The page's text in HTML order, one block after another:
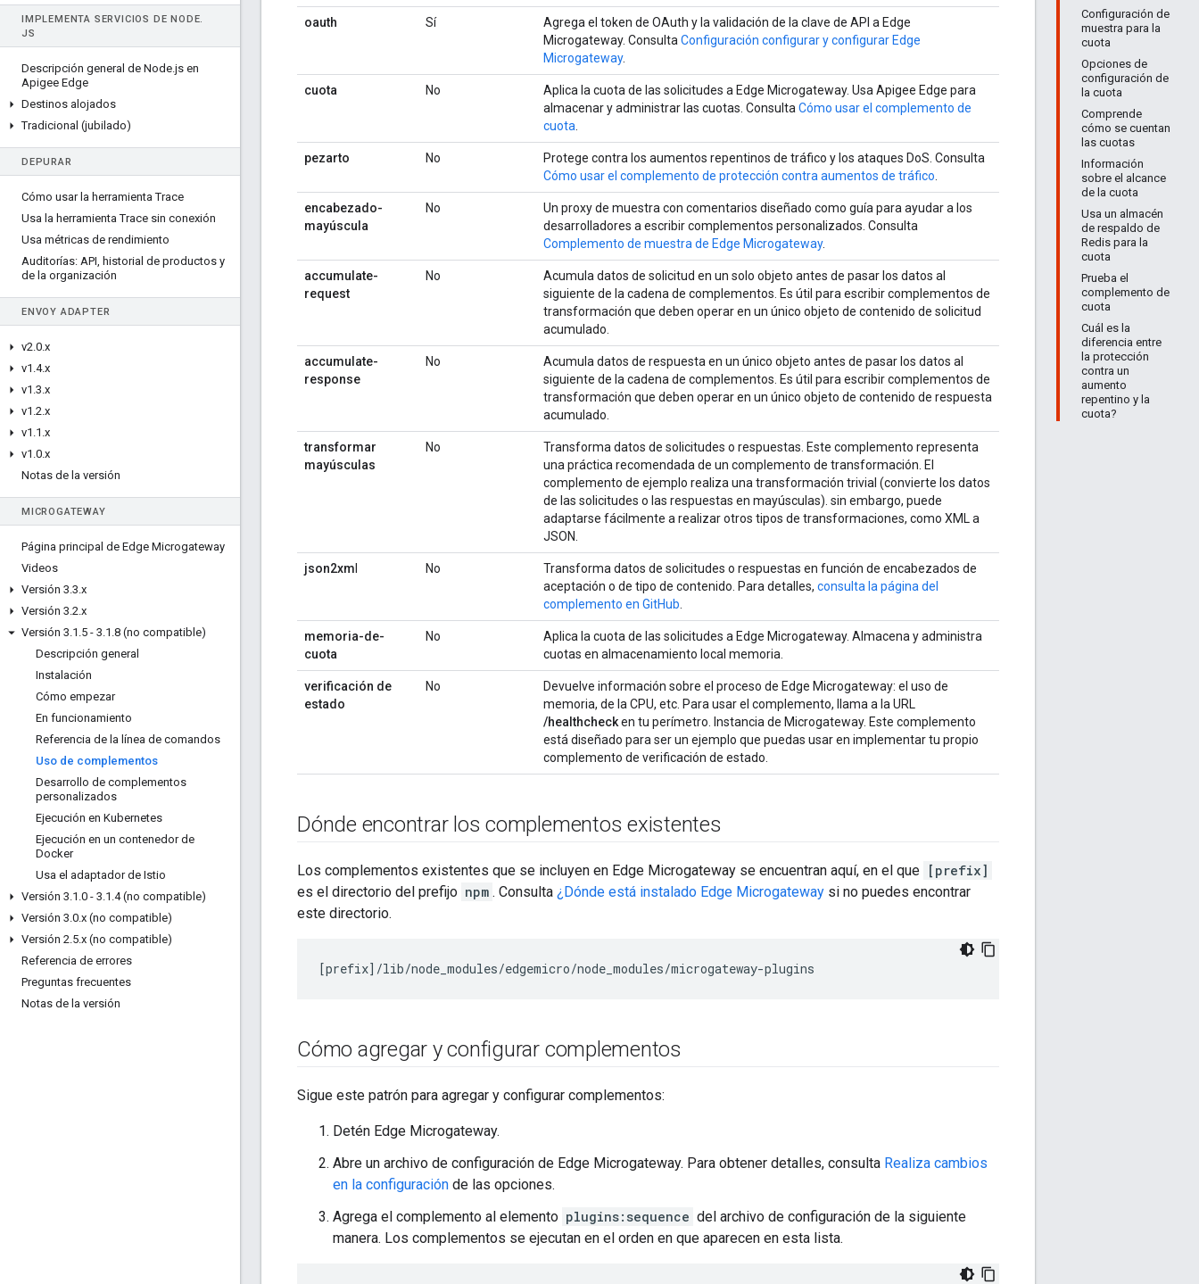
IMPLEMENTA SERVICIOS DE NODE.
JS
Descripción general de Node.js en
Apigee Edge
Destinos alojados
Tradicional (jubilado)
DEPURAR
Cómo usar la herramienta Trace
Usa la herramienta Trace sin conexión
Usa métricas de rendimiento
Auditorías: API, historial de productos y
de la organización
ENVOY ADAPTER
v2.0.x
v1 .4.x
v1 .3.x
v1 .2.x
v1 .1 .x
v1 .0.x
Notas de la versión
MICROGATEWAY
Página principal de Edge Microgateway
Videos
Versión 3.3.x
Versión 3.2.x
Versión 3.1 .5 - 3.1 .8 (no compatible)
Descripción general
Instalación
Cómo empezar
En funcionamiento
Referencia de la línea de comandos
Uso de complementos
Desarrollo de complementos
personalizados
Ejecución en Kubernetes
Ejecución en un contenedor de
Docker
Usa el adaptador de Istio
Versión 3.1 .0 - 3.1 .4 (no compatible)
Versión 3.0.x (no compatible)
Versión 2.5.x (no compatible)
Referencia de errores
Preguntas frecuentes
Notas de la versión
Configuración de
muestra para la
cuota
Opciones de
configuración de
la cuota
Comprende
cómo se cuentan
las cuotas
Información
sobre el alcance
de la cuota
Usa un almacén
de respaldo de
Redis para la
cuota
Prueba el
complemento de
cuota
Cuál es la
diferencia entre
la protección
contra un
aumento
repentino y la
cuota?
oauth Sí
Agrega el token de OAuth y la validación de la clave de API a Edge
Microgateway. Consulta Configuración configurar y configurar Edge
Microgateway.
cuota No
Aplica la cuota de las solicitudes a Edge Microgateway. Usa Apigee Edge para
almacenar y administrar las cuotas. Consulta Cómo usar el complemento de
cuota
pezarto No
Protege contra los aumentos repentinos de tráfico y los ataques DoS. Consulta
Cómo usar el complemento de protección contra aumentos de tráfico
encabezado-
mayúscula
No
Un proxy de muestra con comentarios diseñado como guía para ayudar a los
desarrolladores a escribir complementos personalizados. Consulta
Complemento de muestra de Edge Microgateway.
accumulate-
request
No
Acumula datos de solicitud en un solo objeto antes de pasar los datos al
siguiente de la cadena de complementos. Es útil para escribir complementos de
transformación que deben operar en un único objeto de contenido de solicitud
acumulado.
accumulate-
response
No
Acumula datos de respuesta en un único objeto antes de pasar los datos al
siguiente de la cadena de complementos. Es útil para escribir complementos de
transformación que deben operar en un único objeto de contenido de respuesta
acumulado.
transformar
mayúsculas
No
Transforma datos de solicitudes o respuestas. Este complemento representa
una práctica recomendada de un complemento de transformación. El
complemento de ejemplo realiza una transformación trivial (convierte los datos
de las solicitudes o las respuestas en mayúsculas). sin embargo, puede
adaptarse fácilmente a realizar otros tipos de transformaciones, como XML a
JSON.
json2xm No
Transforma datos de solicitudes o respuestas en función de encabezados de
aceptación o de tipo de contenido. Para detalles, consulta la página del
complemento en GitHub
memoria-de-
cuota
No
Aplica la cuota de las solicitudes a Edge Microgateway. Almacena y administra
cuotas en almacenamiento local memoria.
verificación de
estado
No
Devuelve información sobre el proceso de Edge Microgateway: el uso de
memoria, de la CPU, etc. Para usar el complemento, llama a la URL
/healthchecken tu perímetro. Instancia de Microgateway. Este complemento
está diseñado para ser un ejemplo que puedas usar en implementar tu propio
complemento de verificación de estado.
Dónde encontrar los complementos existentes
Los complementos existentes que se incluyen en Edge Microgateway se encuentran aquí, en el que [prefix]
es el directorio del prefijo npm . Consulta ¿Dónde está instalado Edge Microgateway si no puedes encontrar
este directorio.
[prefix]/lib/node_modules/edgemicro/node_modules/microgateway-plugins
Cómo agregar y configurar complementos
Sigue este patrón para agregar y configurar complementos:
Detén Edge Microgateway.
Abre un archivo de configuración de Edge Microgateway. Para obtener detalles, consulta Realiza cambios
en la configuración de las opciones.
Agrega el complemento al elemento plugins:sequence del archivo de configuración de la siguiente
manera. Los complementos se ejecutan en el orden en que aparecen en esta lista.